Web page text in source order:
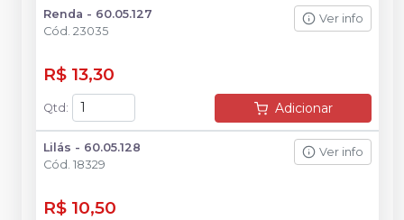
Renda - 60.05.127
Cód. 23035
Ver info
R$ 13,30
Qtd : Adicionar
Lilás - 60.05.128
Cód. 18329
Ver info
R$ 10,50